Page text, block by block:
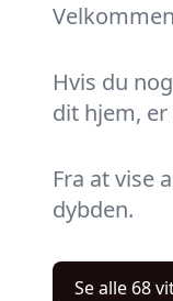
Hvis du
dit hjem,
Fra at vise
dybden.
Se alle 68